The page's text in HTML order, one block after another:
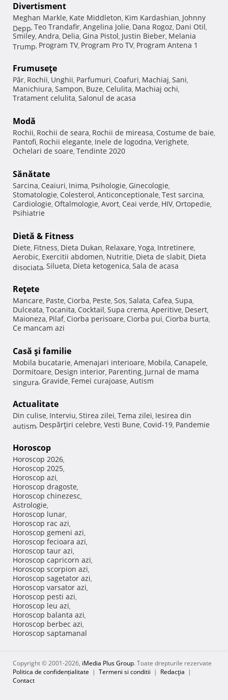
Divertisment
Meghan Markle, Kate Middleton, Kim Kardashian, Johnny
Depp, Teo Trandafir, Angelina Jolie, Dana Rogoz, Dani Otil,
Smiley, Andra, Delia, Gina Pistol, Justin Bieber, Melania
Trump, Program TV, Program Pro TV, Program Antena 1
Frumuseţe
Păr, Rochii, Unghii, Parfumuri, Coafuri, Machiaj, Sani,
Manichiura, Sampon, Buze, Celulita, Machiaj ochi,
Tratament celulita, Salonul de acasa
Modă
Rochii, Rochii de seara, Rochii de mireasa, Costume de baie,
Pantofi, Rochii elegante, Inele de logodna, Verighete,
Ochelari de soare, Tendinte 2020
Sănătate
Sarcina, Ceaiuri, Inima, Psihologie, Ginecologie,
Stomatologie, Colesterol, Anticonceptionale, Test sarcina,
Cardiologie, Oftalmologie, Avort, Ceai verde, HIV, Ortopedie,
Psihiatrie
Dietă & Fitness
Diete, Fitness, Dieta Dukan, Relaxare, Yoga, Intretinere,
Aerobic, Exercitii abdomen, Nutritie, Dieta de slabit, Dieta
disociata, Silueta, Dieta ketogenica, Sala de acasa
Reţete
Mancare, Paste, Ciorba, Peste, Sos, Salata, Cafea, Supa,
Dulceata, Tocanita, Cocktail, Supa crema, Aperitive, Desert,
Maioneza, Pilaf, Ciorba perisoare, Ciorba pui, Ciorba burta,
Ce mancam azi
Casă şi familie
Mobila bucatarie, Amenajari interioare, Mobila, Canapele,
Dormitoare, Design interior, Parenting, Jurnal de mama
singura, Gravide, Femei curajoase, Autism
Actualitate
Din culise, Interviu, Stirea zilei, Tema zilei, Iesirea din
autism, Despărţiri celebre, Vesti Bune, Covid-19, Pandemie
Horoscop
Horoscop 2026,
Horoscop 2025,
Horoscop azi,
Horoscop dragoste,
Horoscop chinezesc,
Astrologie,
Horoscop lunar,
Horoscop rac azi,
Horoscop gemeni azi,
Horoscop fecioara azi,
Horoscop taur azi,
Horoscop capricorn azi,
Horoscop scorpion azi,
Horoscop sagetator azi,
Horoscop varsator azi,
Horoscop pesti azi,
Horoscop leu azi,
Horoscop balanta azi,
Horoscop berbec azi,
Horoscop saptamanal
Copyright © 2001-2026, iMedia Plus Group. Toate drepturile rezervate
Politica de confidențialitate | Termeni si conditii | Redacţia |
Contact